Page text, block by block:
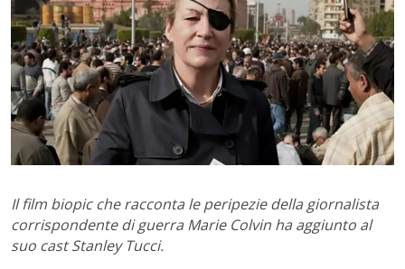
Il film biopic che racconta le peripezie della giornalista
corrispondente di guerra Marie Colvin ha aggiunto al
suo cast Stanley Tucci.